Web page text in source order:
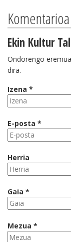
Ekin Kultur
Ondorengo
dira.
Izena *
E-posta *
Herria
Gaia *
Mezua *